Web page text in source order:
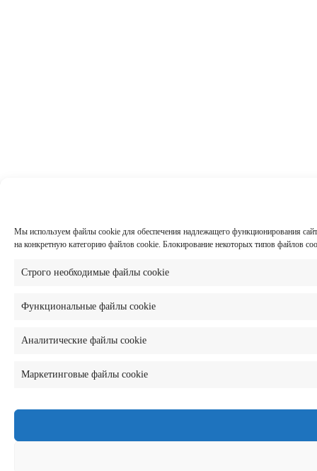
Мы используем файлы cookie для обеспечения надлежащего функционирования
на конкретную категорию файлов cookie. Блокирование некоторых типов файлов
Строго необходимые файлы cookie
Функциональные файлы cookie
Аналитические файлы cookie
Маркетинговые файлы cookie